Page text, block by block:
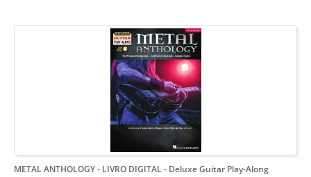
METAL ANTHOLOGY - LIVRO DIGITAL- Deluxe Guitar Play-Along